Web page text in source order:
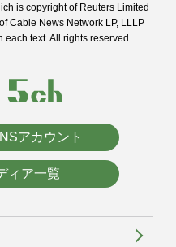
is copyright of Reuters Limited
Cable News Network LP, LLLP
text. All rights reserved.
アカウント
ィア一覧